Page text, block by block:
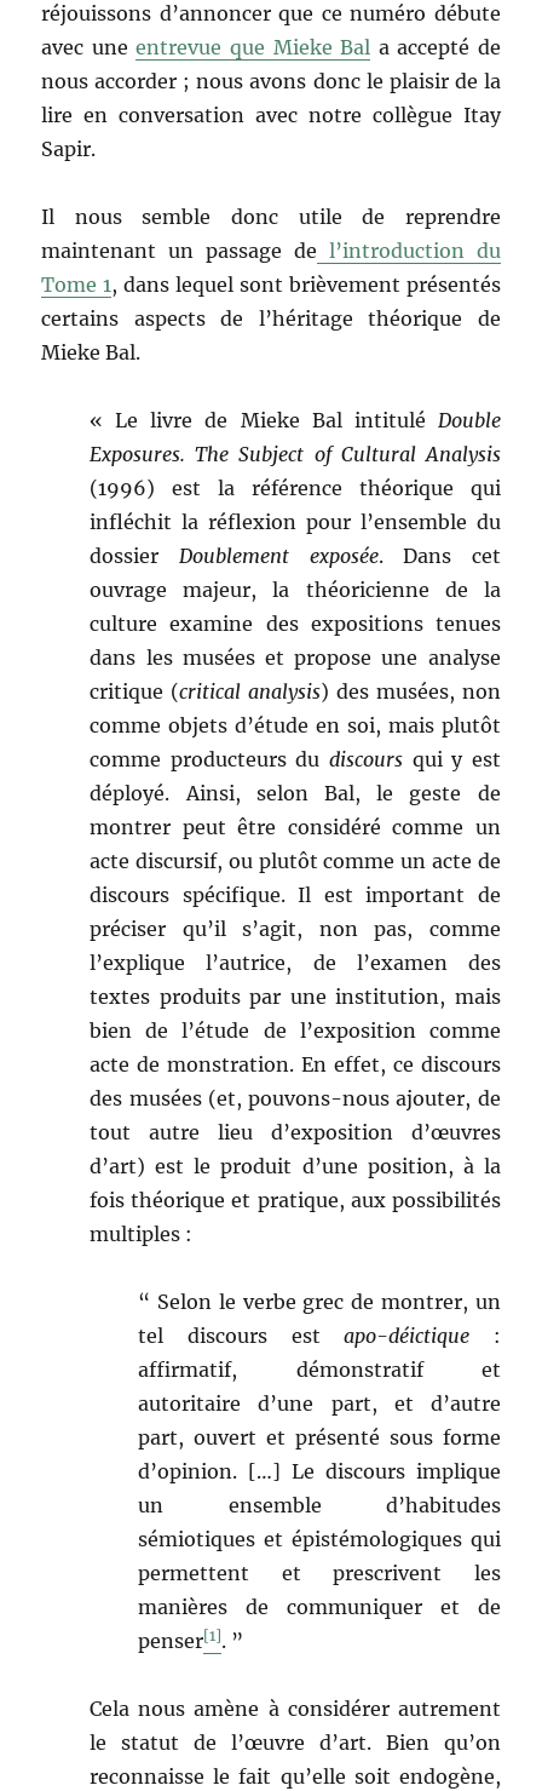
réjouissons d’annoncer que ce numéro débute
avec uneentrevue que Mieke Bal a accepté de
nous accorder ; nous avons donc le plaisir de la
lire en conversation avec notre collègue Itay
Sapir.
Il nous semble donc utile de reprendre
maintenant un passage de l’introduction du
Tome 1, dans lequel sont brièvement présentés
certains aspects de l’héritage théorique de
Mieke Bal.
« Le livre de Mieke Bal intitulé Double
Exposures. The Subject of Cultural Analysis
(1996) est la référence théorique qui
infléchit la réflexion pour l’ensemble du
dossier Doublement exposée. Dans cet
ouvrage majeur, la théoricienne de la
culture examine des expositions tenues
dans les musées et propose une analyse
critique (critical analysis) des musées, non
comme objets d’étude en soi, mais plutôt
comme producteurs du discours qui y est
déployé. Ainsi, selon Bal, le geste de
montrer peut être considéré comme un
acte discursif, ou plutôt comme un acte de
discours spécifique. Il est important de
préciser qu’il s’agit, non pas, comme
l’explique l’autrice, de l’examen des
textes produits par une institution, mais
bien de l’étude de l’exposition comme
acte de monstration. En effet, ce discours
des musées (et, pouvons-nous ajouter, de
tout autre lieu d’exposition d’œuvres
d’art) est le produit d’une position, à la
fois théorique et pratique, aux possibilités
multiples :
“ Selon le verbe grec de montrer, un
tel discours estapo-déictique :
affirmatif, démonstratif et
autoritaire d’une part, et d’autre
part, ouvert et présenté sous forme
d’opinion. […] Le discours implique
un ensemble d’habitudes
sémiotiques et épistémologiques qui
permettent et prescrivent les
manières de communiquer et de
penser[1]. ”
Cela nous amène à considérer autrement
le statut de l’œuvre d’art. Bien qu’on
reconnaisse le fait qu’elle soit endogène,